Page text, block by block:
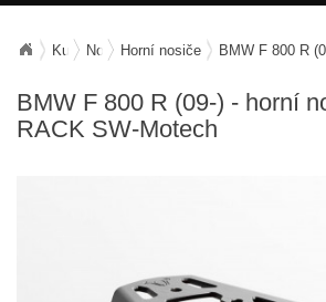
Kufry, zavazadla, nosiče
Nosiče zavazadel
Horní nosiče BMW F 800 R
BMW F 800 R (09-) - horní
RACK SW-Motech